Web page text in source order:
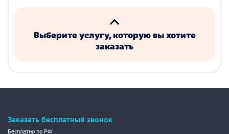
Выберите услугу, которую вы хотите
заказать
Заказать бесплатный звонок
Бесплатно по РФ